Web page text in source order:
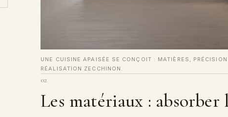
UNE CUISINE APAISÉE SE CONÇOIT : MATIÈRES,
RÉALISATION ZECCHINON.
02
Les matériaux :